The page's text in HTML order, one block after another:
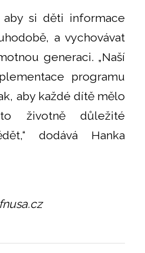
aby si děti informace
a vychovávat
generaci. „Naší
programu
aby každé dítě mělo
životně důležité
dodává Hanka